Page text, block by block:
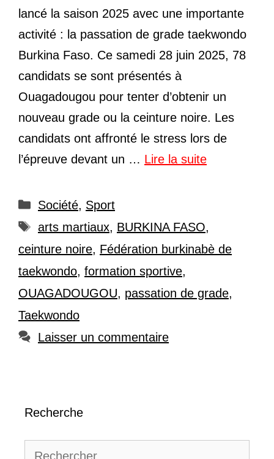
lancé la saison 2025 avec une importante
activité : la passation de grade taekwondo
Burkina Faso. Ce samedi 28 juin 2025, 78
candidats se sont présentés à
Ouagadougou pour tenter d’obtenir un
nouveau grade ou la ceinture noire. Les
candidats ont affronté le stress lors de
l’épreuve devant un … Lire la suite
Catégories
Société, Sport
Étiquettes
arts martiaux, BURKINA FASO,
ceinture noire, Fédération burkinabè de
taekwondo, formation sportive,
OUAGADOUGOU, passation de grade,
Taekwondo
Laisser un commentaire
Recherche